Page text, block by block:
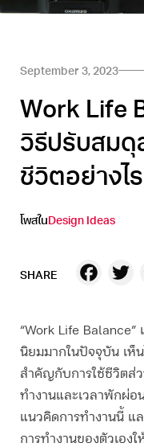
September 3, 2023
Work Life
วิธีปรับสมดุ
ชีวิตอย่างไร
โพสในDesign Ideas
SHARE
“Work Life Balance”
นิยมมากในปัจจุบัน เห็
สำคัญกับการใช้ชีวิตส่
ทำงานและเวลาพักผ่อ
แนวคิดการทำงานนี้ แ
การทำงานของตัวเอง